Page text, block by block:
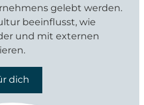
gelebt werden.
beeinflusst, wie
und mit externen
dich